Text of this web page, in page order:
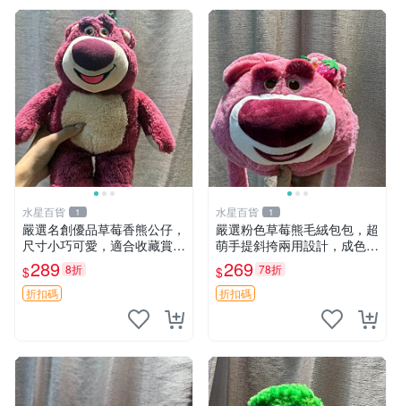
水星百貨 1
嚴選名創優品草莓香熊公仔，
尺寸小巧可愛，適合收藏賞玩
30cm 玩具 公仔 草莓熊
$289 8折
折扣碼
水星百貨 1
嚴選粉色草莓熊毛絨包包，超
萌手提斜挎兩用設計，成色上
佳容量大 粉紅草莓 毛絨包 超
大容量
$269 78折
折扣碼